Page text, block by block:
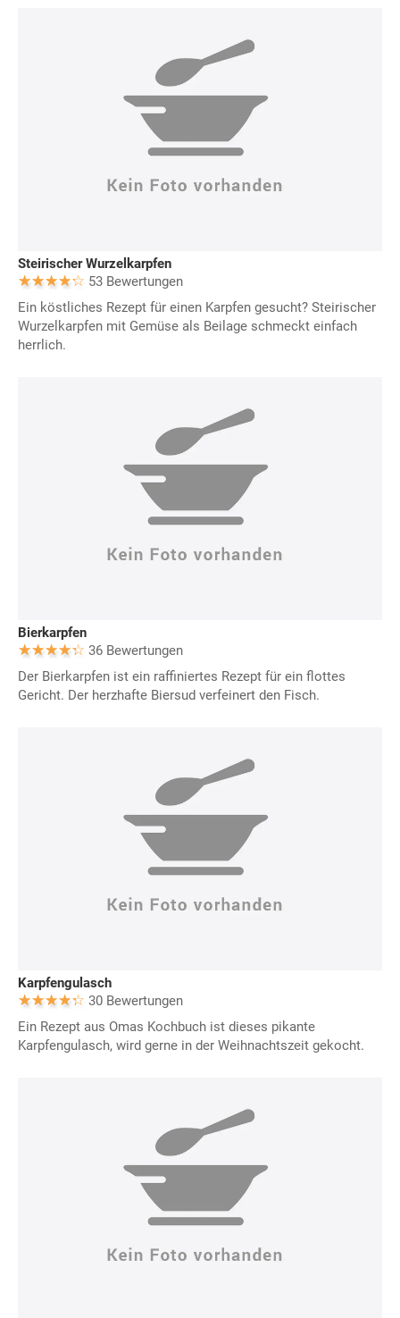
Steirischer Wurzelkarpfen
53 Bewertungen
Ein köstliches Rezept für einen Karpfen gesucht? Steirischer
Wurzelkarpfen mit Gemüse als Beilage schmeckt einfach
herrlich.
Bierkarpfen
36 Bewertungen
Der Bierkarpfen ist ein raffiniertes Rezept für ein flottes
Gericht. Der herzhafte Biersud verfeinert den Fisch.
Karpfengulasch
30 Bewertungen
Ein Rezept aus Omas Kochbuch ist dieses pikante
Karpfengulasch, wird gerne in der Weihnachtszeit gekocht.